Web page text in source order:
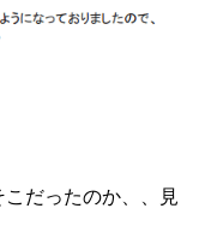
だったのか、、見